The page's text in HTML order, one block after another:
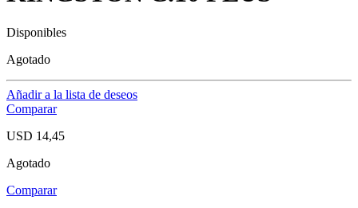
Disponibles
Agotado
Añadir a la lista de deseos
Comparar
USD 14,45
Agotado
Comparar